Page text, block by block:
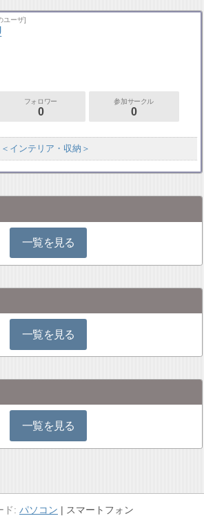
ユーザ]
フォロワー
0
参加サークル
0
インテリア・収納＞
一覧を見る
一覧を見る
一覧を見る
パソコン スマートフォン